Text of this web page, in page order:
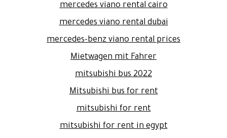
mercedes viano rental cairo
mercedes viano rental dubai
mercedes-benz viano rental prices
Mietwagen mit Fahrer
mitsubishi bus 2022
Mitsubishi bus for rent
mitsubishi for rent
mitsubishi for rent in egypt